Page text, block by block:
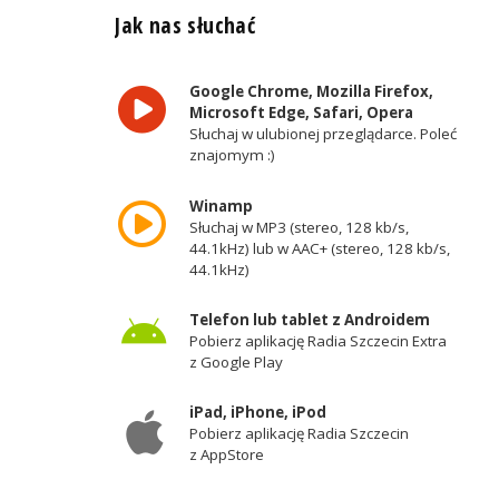
Jak nas słuchać
Google Chrome, Mozilla Firefox,
Microsoft Edge, Safari, Opera
Słuchaj w ulubionej przeglądarce. Poleć
znajomym :)
Winamp
Słuchaj w MP3 (stereo, 128 kb/s,
44.1kHz) lub w AAC+ (stereo, 128 kb/s,
44.1kHz)
Telefon lub tablet z Androidem
Pobierz aplikację Radia Szczecin Extra
z Google Play
iPad, iPhone, iPod
Pobierz aplikację Radia Szczecin
z AppStore